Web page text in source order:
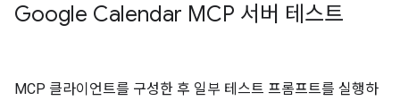
Google Calendar MCP 서버 테스트
MCP 클라이언트를 구성한 후 일부 테스트 프롬프트를 실행하